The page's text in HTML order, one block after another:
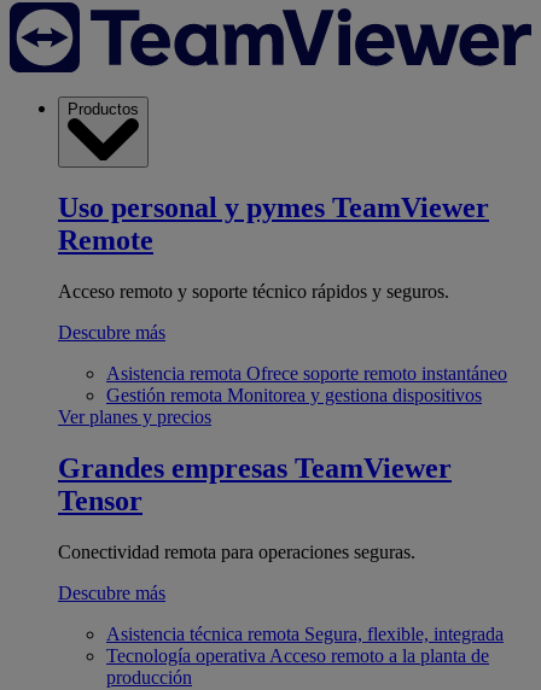
Productos
Uso personal y pymes TeamViewer
Remote
Acceso remoto y soporte técnico rápidos y seguros.
Descubre más
Asistencia remota Ofrece soporte remoto instantáneo
Gestión remota Monitorea y gestiona dispositivos
Ver planes y precios
Grandes empresas TeamViewer
Tensor
Conectividad remota para operaciones seguras.
Descubre más
Asistencia técnica remota Segura, flexible, integrada
Tecnología operativa Acceso remoto a la planta de
producción